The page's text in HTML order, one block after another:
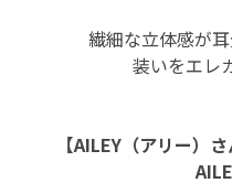
繊細な立体感が
装いをエレ
【AILEY（アリー）